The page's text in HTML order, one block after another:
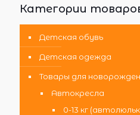
Категории
Детская обувь
Детская одежда
Товары для
Автокресла
0-13 кг